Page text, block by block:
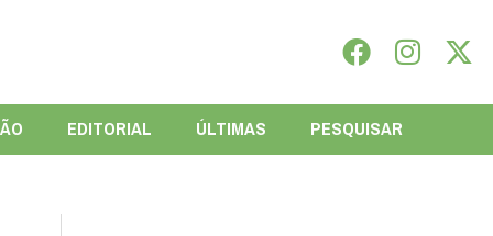
EDITORIAL ÚLTIMAS PESQUISAR